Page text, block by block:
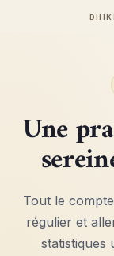
Une
Tout le
régulier et
statistiques